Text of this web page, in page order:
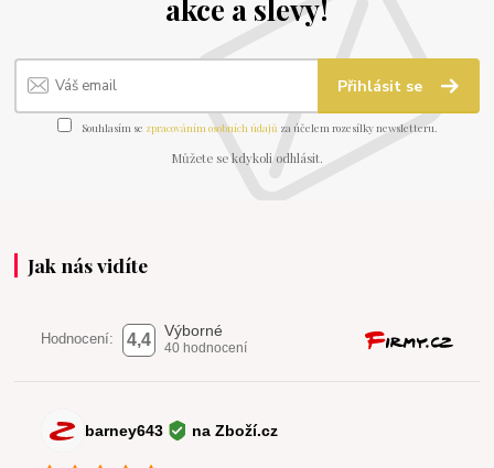
akce a slevy!
Přihlásit se
Souhlasím se zpracováním osobních údajů za účelem rozesílky newsletteru.
Můžete se kdykoli odhlásit.
Jak nás vidíte